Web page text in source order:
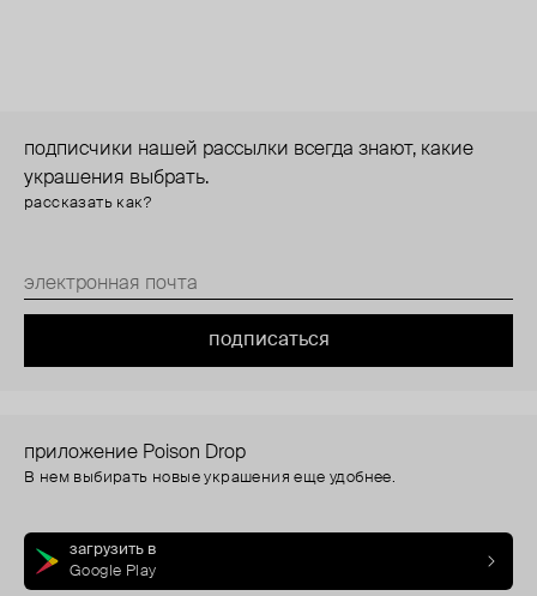
подписчики нашей рассылки всегда знают, какие
украшения выбрать.
рассказать как?
подписаться
приложение Poison Drop
В нем выбирать новые украшения еще удобнее.
загрузить в
Google Play